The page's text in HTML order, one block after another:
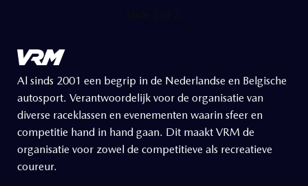
Al sinds 2001 een begrip in de Nederlandse en Belgische
autosport. Verantwoordelijk voor de organisatie van
diverse raceklassen en evenementen waarin sfeer en
competitie hand in hand gaan. Dit maakt VRM de
organisatie voor zowel de competitieve als recreatieve
coureur.